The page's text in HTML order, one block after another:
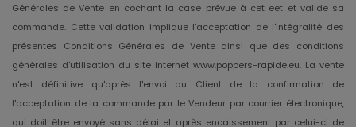
Générales de Vente en cochant la case prévue à cet eet et valide sa
commande. Cette validation implique l'acceptation de l'intégralité des
présentes Conditions Générales de Vente ainsi que des conditions
générales d'utilisation du site internet www.poppers-rapide.eu. La vente
n'est définitive qu'après l'envoi au Client de la confirmation de
l'acceptation de la commande par le Vendeur par courrier électronique,
qui doit être envoyé sans délai et après encaissement par celui-ci de